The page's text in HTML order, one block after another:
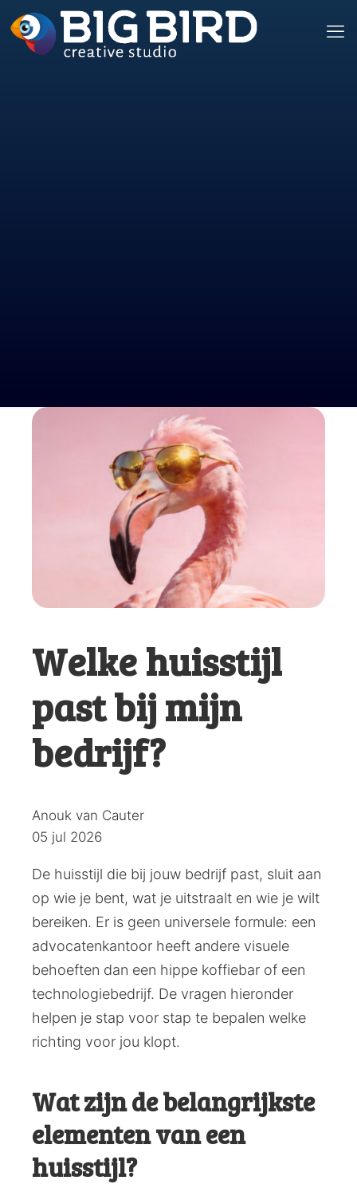
Welke huisstijl
past bij mijn
bedrijf?
Posted
by:
Anouk van Cauter
05 jul 2026
De huisstijl die bij jouw bedrijf past, sluit aan
op wie je bent, wat je uitstraalt en wie je wilt
bereiken. Er is geen universele formule: een
advocatenkantoor heeft andere visuele
behoeften dan een hippe koffiebar of een
technologiebedrijf. De vragen hieronder
helpen je stap voor stap te bepalen welke
richting voor jou klopt.
Wat zijn de belangrijkste
elementen van een
huisstijl?